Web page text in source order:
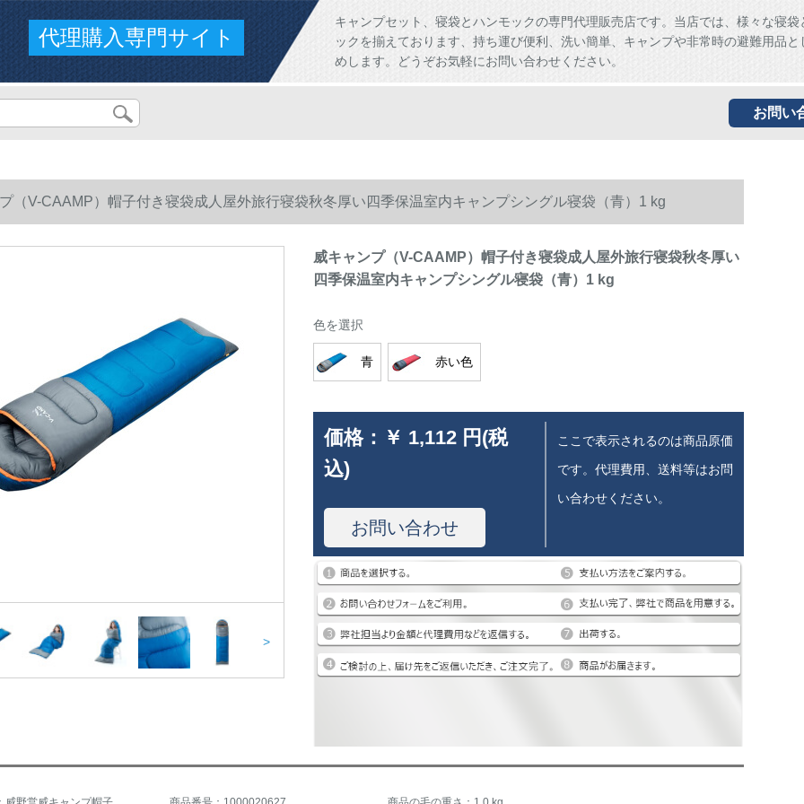
代理購入専門サイト
キャンプセット、寝袋とハンモックの専門代理販売店です。当店では、様々な寝袋
ックを揃えております、持ち運び便利、洗い簡単、キャンプや非常時の避難用品と
めします。どうぞお気軽にお問い合わせください。
お問い
（V-CAAMP）帽子付き寝袋成人屋外旅行寝袋秋冬厚い四季保温室内キャンプシングル寝袋（青）1 kg
>
威キャンプ（V-CAAMP）帽子付き寝袋成人屋外旅行寝袋秋冬厚い
四季保温室内キャンプシングル寝袋（青）1 kg
色を選択
青 赤い色
価格： ￥ 1,112 円(税
込)
お問い合わせ
ここで表示されるのは商品原価
です。代理費用、送料等はお問
い合わせください。